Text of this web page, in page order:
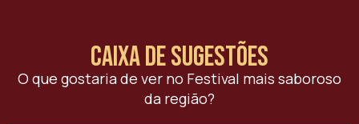
caixa de sugestões
O que gostaria de ver no Festival mais saboroso
da região?